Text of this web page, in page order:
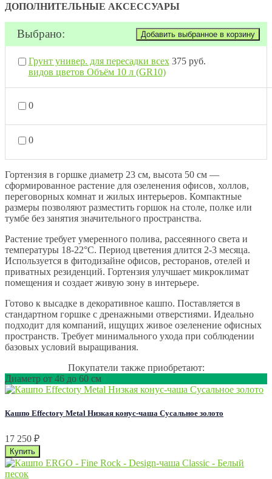
ДОПОЛНИТЕЛЬНЫЕ АКСЕССУАРЫ
Выбрано:
Грунт универ. для пересадки всех
видов цветов Объём 10 л (GR10)
375 руб.
0
0
Гортензия в горшке диаметр 23 см, высота 50 см —
сформированное растение для озеленения офисов, холлов,
переговорных комнат и жилых интерьеров. Компактные
размеры позволяют разместить горшок на столе, полке или
тумбе без занятия значительного пространства.
Растение требует умеренного полива, рассеянного света и
температуры 18-22°C. Период цветения длится 2-3 месяца.
Используется в фитодизайне офисов, ресторанов, отелей и
приватных резиденций. Гортензия улучшает микроклимат
помещения и создает живую зону в интерьере.
Готово к высадке в декоративное кашпо. Поставляется в
стандартном горшке с дренажными отверстиями. Идеально
подходит для компаний, ищущих живое озеленение офисных
пространств. Требует минимального ухода при соблюдении
базовых условий выращивания.
Покупатели также приобретают:
Диаметр от 46 до 60 см
Кашпо Effectory Metal Низкая конус-чаша Сусальное золото
17 250 ₽